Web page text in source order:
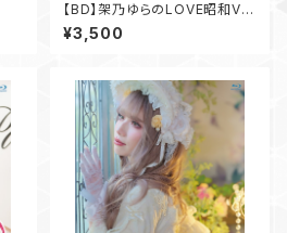
【BD】架乃ゆらのLOVE昭和Vo
l.15 草津温泉編
¥3,500